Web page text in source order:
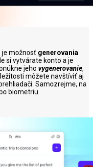
je možnosť generovania
si vytvárate konto a je
jeho vygenerovanie,
môžete navštíviť aj
Samozrejme, na
biometriu.